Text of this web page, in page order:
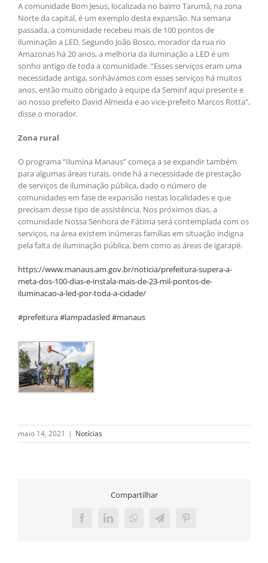
A comunidade Bom Jesus, localizada no bairro Tarumã, na zona
Norte da capital, é um exemplo desta expansão. Na semana
passada, a comunidade recebeu mais de 100 pontos de
iluminação a LED. Segundo João Bosco, morador da rua rio
Amazonas há 20 anos, a melhoria da iluminação a LED é um
sonho antigo de toda a comunidade. “Esses serviços eram uma
necessidade antiga, sonhávamos com esses serviços há muitos
anos, então muito obrigado à equipe da Seminf aqui presente e
ao nosso prefeito David Almeida e ao vice-prefeito Marcos Rotta”,
disse o morador.
Zona rural
O programa “Ilumina Manaus” começa a se expandir também
para algumas áreas rurais, onde há a necessidade de prestação
de serviços de iluminação pública, dado o número de
comunidades em fase de expansão nestas localidades e que
precisam desse tipo de assistência. Nos próximos dias, a
comunidade Nossa Senhora de Fátima será contemplada com os
serviços, na área existem inúmeras famílias em situação indigna
pela falta de iluminação pública, bem como as áreas de igarapé.
https://www.manaus.am.gov.br/noticia/prefeitura-supera-a-
meta-dos-100-dias-e-instala-mais-de-23-mil-pontos-de-
iluminacao-a-led-por-toda-a-cidade/
#prefeitura #lampadasled #manaus
maio 14, 2021 | Notícias
Compartilhar
FacebookLinkedInWhatsAppTelegramPinterest